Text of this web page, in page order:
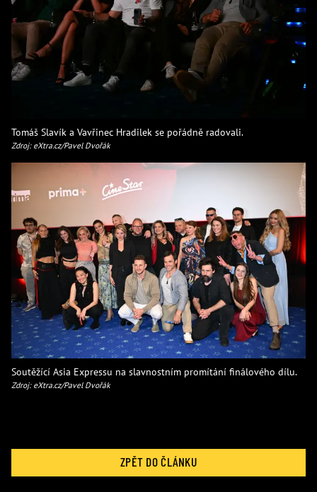
Tomáš Slavík a Vavřinec Hradilek se pořádně radovali.
Zdroj: eXtra.cz/Pavel Dvořák
Soutěžící Asia Expressu na slavnostním promítání finálového dílu.
Zdroj: eXtra.cz/Pavel Dvořák
ZPĚT DO ČLÁNKU